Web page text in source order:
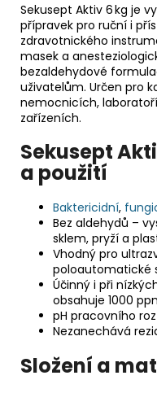
Sekusept Aktiv 6 kg je
přípravek pro ruční i
zdravotnického
masek a
bezaldehydové
uživatelům. Určen pro
nemocnicích,
zařízeních.
Sekusept
a použití
Baktericidní,
Bez aldehydů –
sklem, pryží a
Vhodný pro
poloautomatické
Účinný i při
obsahuje 1000
pH pracovního
Nezanechává
Složení a